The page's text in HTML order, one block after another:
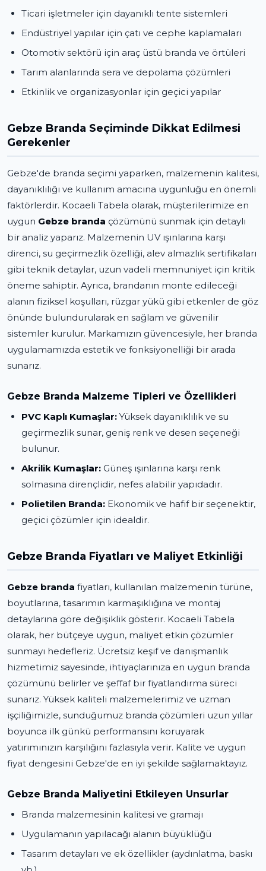
Ticari işletmeler için dayanıklı tente sistemleri
Endüstriyel yapılar için çatı ve cephe kaplamaları
Otomotiv sektörü için araç üstü branda ve örtüleri
Tarım alanlarında sera ve depolama çözümleri
Etkinlik ve organizasyonlar için geçici yapılar
Gebze Branda Seçiminde Dikkat Edilmesi
Gerekenler
Gebze'de branda seçimi yaparken, malzemenin kalitesi,
dayanıklılığı ve kullanım amacına uygunluğu en önemli
faktörlerdir. Kocaeli Tabela olarak, müşterilerimize en
uygun Gebze branda çözümünü sunmak için detaylı
bir analiz yaparız. Malzemenin UV ışınlarına karşı
direnci, su geçirmezlik özelliği, alev almazlık sertifikaları
gibi teknik detaylar, uzun vadeli memnuniyet için kritik
öneme sahiptir. Ayrıca, brandanın monte edileceği
alanın fiziksel koşulları, rüzgar yükü gibi etkenler de göz
önünde bulundurularak en sağlam ve güvenilir
sistemler kurulur. Markamızın güvencesiyle, her branda
uygulamamızda estetik ve fonksiyonelliği bir arada
sunarız.
Gebze Branda Malzeme Tipleri ve Özellikleri
PVC Kaplı Kumaşlar: Yüksek dayanıklılık ve su
geçirmezlik sunar, geniş renk ve desen seçeneği
bulunur.
Akrilik Kumaşlar: Güneş ışınlarına karşı renk
solmasına dirençlidir, nefes alabilir yapıdadır.
Polietilen Branda: Ekonomik ve hafif bir seçenektir,
geçici çözümler için idealdir.
Gebze Branda Fiyatları ve Maliyet Etkinliği
Gebze branda fiyatları, kullanılan malzemenin türüne,
boyutlarına, tasarımın karmaşıklığına ve montaj
detaylarına göre değişiklik gösterir. Kocaeli Tabela
olarak, her bütçeye uygun, maliyet etkin çözümler
sunmayı hedefleriz. Ücretsiz keşif ve danışmanlık
hizmetimiz sayesinde, ihtiyaçlarınıza en uygun branda
çözümünü belirler ve şeffaf bir fiyatlandırma süreci
sunarız. Yüksek kaliteli malzemelerimiz ve uzman
işçiliğimizle, sunduğumuz branda çözümleri uzun yıllar
boyunca ilk günkü performansını koruyarak
yatırımınızın karşılığını fazlasıyla verir. Kalite ve uygun
fiyat dengesini Gebze'de en iyi şekilde sağlamaktayız.
Gebze Branda Maliyetini Etkileyen Unsurlar
Branda malzemesinin kalitesi ve gramajı
Uygulamanın yapılacağı alanın büyüklüğü
Tasarım detayları ve ek özellikler (aydınlatma, baskı